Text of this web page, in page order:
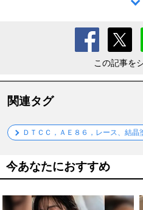
この記事を
関連タグ
ＤＴＣＣ，ＡＥ８６，レース、結晶
今あなたにおすすめ